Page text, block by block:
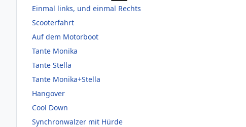
Einmal links, und einmal Rechts
Scooterfahrt
Auf dem Motorboot
Tante Monika
Tante Stella
Tante Monika+Stella
Hangover
Cool Down
Synchronwalzer mit Hürde